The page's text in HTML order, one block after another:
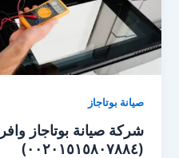
صيانة بوتاجاز
شركة صيانة بوتاجاز
(٠٠٢٠١٥١٥٨٠٧٨٨٤)